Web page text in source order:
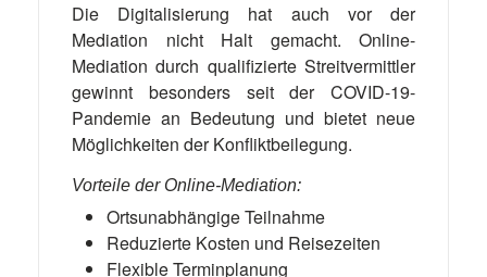
Die Digitalisierung hat auch vor der
Mediation nicht Halt gemacht. Online-
Mediation durch qualifizierte Streitvermittler
gewinnt besonders seit der COVID-19-
Pandemie an Bedeutung und bietet neue
Möglichkeiten der Konfliktbeilegung.
Vorteile der Online-Mediation:
Ortsunabhängige Teilnahme
Reduzierte Kosten und Reisezeiten
Flexible Terminplanung